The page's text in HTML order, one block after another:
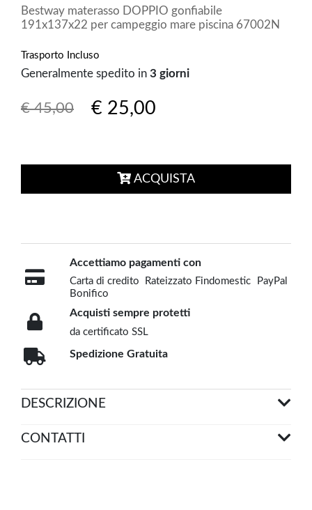
Bestway materasso DOPPIO gonfiabile
191x137x22 per campeggio mare piscina 67002N
Trasporto Incluso
Generalmente spedito in 3 giorni
€ 45,00 € 25,00
ACQUISTA
Accettiamo pagamenti con
Carta di credito Rateizzato Findomestic
PayPal
Bonifico
Acquisti sempre protetti
da certificato SSL
Spedizione Gratuita
DESCRIZIONE
CONTATTI